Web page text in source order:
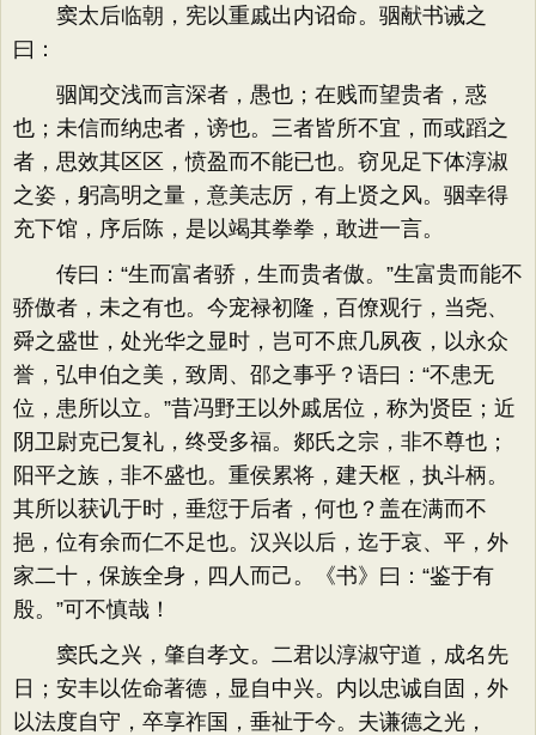
窦太后临朝，宪以重戚出内诏命。骃献书诫之
曰：
骃闻交浅而言深者，愚也；在贱而望贵者，惑
也；未信而纳忠者，谤也。三者皆所不宜，而或蹈之
者，思效其区区，愤盈而不能已也。窃见足下体淳淑
之姿，躬高明之量，意美志厉，有上贤之风。骃幸得
充下馆，序后陈，是以竭其拳拳，敢进一言。
传曰：“生而富者骄，生而贵者傲。”生富贵而能不
骄傲者，未之有也。今宠禄初隆，百僚观行，当尧、
舜之盛世，处光华之显时，岂可不庶几夙夜，以永众
誉，弘申伯之美，致周、邵之事乎？语曰：“不患无
位，患所以立。”昔冯野王以外戚居位，称为贤臣；近
阴卫尉克已复礼，终受多福。郯氏之宗，非不尊也；
阳平之族，非不盛也。重侯累将，建天枢，执斗柄。
其所以获讥于时，垂愆于后者，何也？盖在满而不
挹，位有余而仁不足也。汉兴以后，迄于哀、平，外
家二十，保族全身，四人而己。《书》曰：“鉴于有
殷。”可不慎哉！
窦氏之兴，肇自孝文。二君以淳淑守道，成名先
日；安丰以佐命著德，显自中兴。内以忠诚自固，外
以法度自守，卒享祚国，垂祉于今。夫谦德之光，